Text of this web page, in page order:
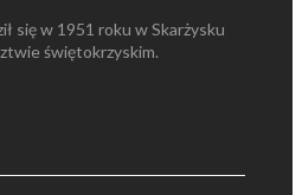
się w 1951 roku w Skarżysku
świętokrzyskim.